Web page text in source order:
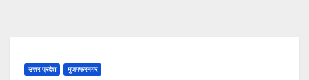
उत्तर प्रदेश मुजफ्फरनगर